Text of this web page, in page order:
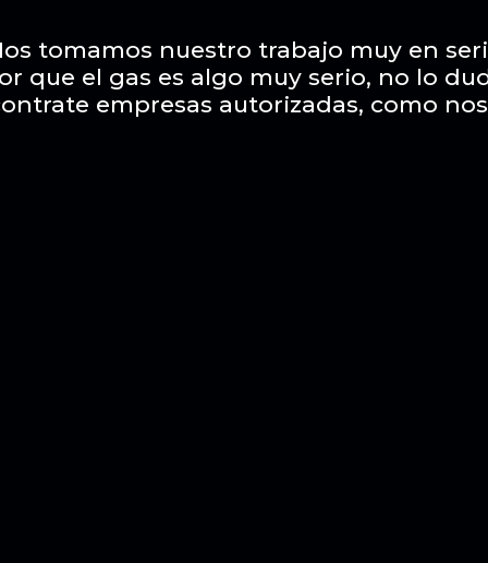
tomamos nuestro trabajo muy en
que el gas es algo muy serio, no lo
empresas autorizadas, como